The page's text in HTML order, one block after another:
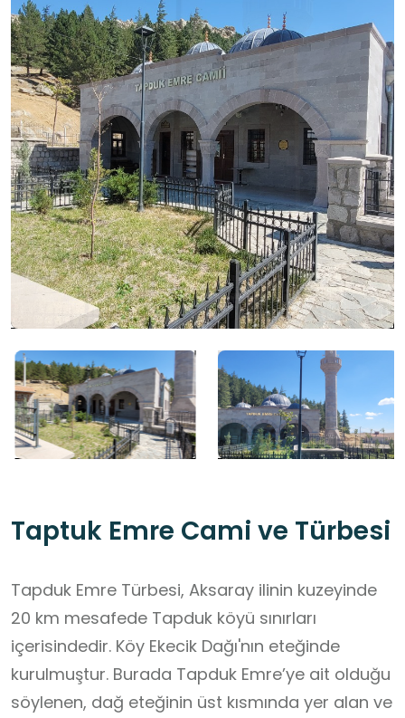
Taptuk Emre Cami ve Türbesi
Tapduk Emre Türbesi, Aksaray ilinin kuzeyinde
20 km mesafede Tapduk köyü sınırları
içerisindedir. Köy Ekecik Dağı'nın eteğinde
kurulmuştur. Burada Tapduk Emre’ye ait olduğu
söylenen, dağ eteğinin üst kısmında yer alan ve